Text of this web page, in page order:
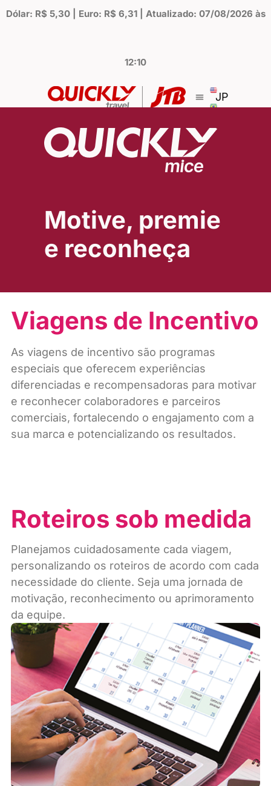
Dólar: R$ 5,30 | Euro: R$ 6,31 | Atualizado: 07/08/2026 às
12:10
JP
Motive, premie
e reconheça
Viagens de Incentivo
As viagens de incentivo são programas
especiais que oferecem experiências
diferenciadas e recompensadoras para motivar
e reconhecer colaboradores e parceiros
comerciais, fortalecendo o engajamento com a
sua marca e potencializando os resultados.
Roteiros sob medida
Planejamos cuidadosamente cada viagem,
personalizando os roteiros de acordo com cada
necessidade do cliente. Seja uma jornada de
motivação, reconhecimento ou aprimoramento
da equipe.